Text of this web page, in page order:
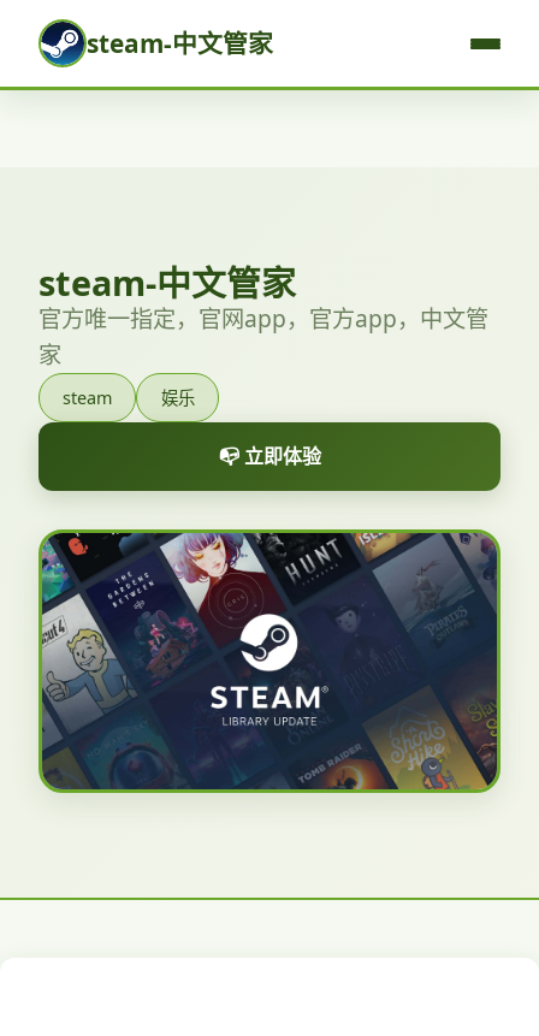
steam-中文管家
steam-中文管家
官方唯一指定，官网app，官方app，中文管
家
steam 娱乐
📭 立即体验